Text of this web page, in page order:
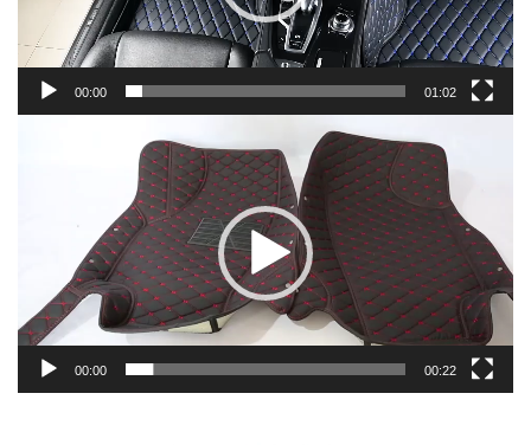
00:00 01:02
00:00 00:22